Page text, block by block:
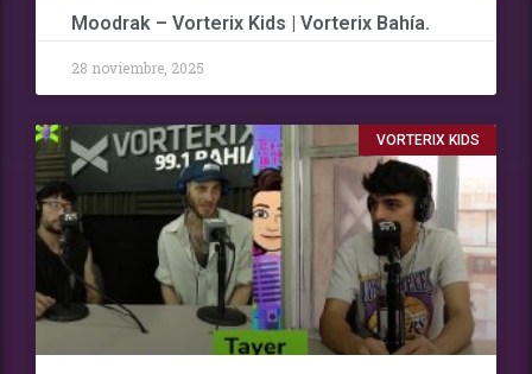
Moodrak – Vorterix Kids | Vorterix Bahía.
28 noviembre, 2025
VORTERIX KIDS